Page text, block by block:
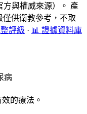
方與權威來源）。 產
僅供衛教參考，不取
評級 · 📊 證據資料庫
病
的療法。